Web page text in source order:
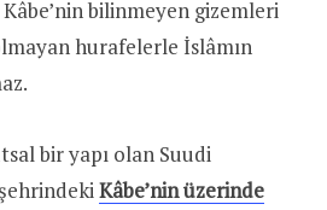
bilinmeyen gizemleri
hurafelerle İslâmın
bir yapı olan Suudi
Kâbe’nin üzerinde